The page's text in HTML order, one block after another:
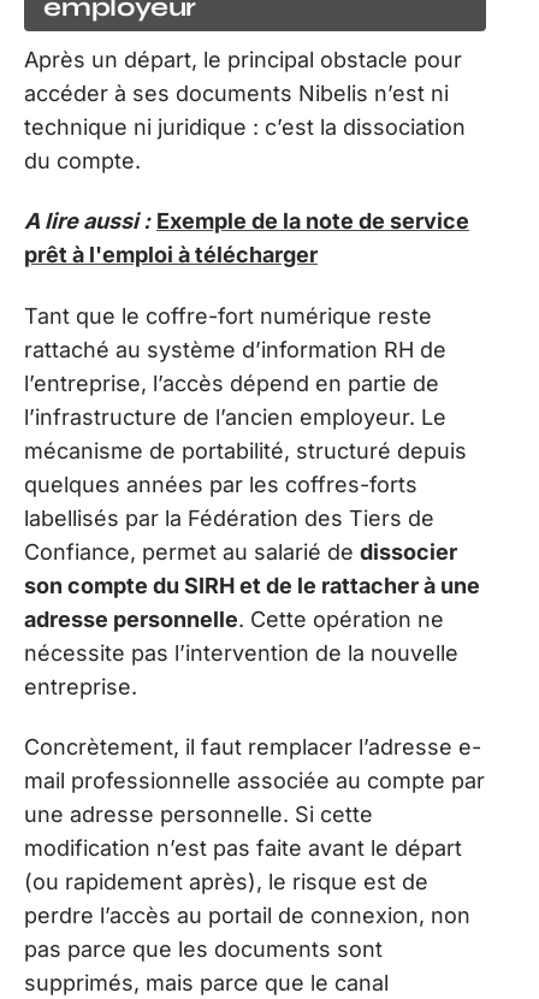
employeur
Après un départ, le principal obstacle pour
accéder à ses documents Nibelis n’est ni
technique ni juridique : c’est la dissociation
du compte.
A lire aussi : Exemple de la note de service
prêt à l'emploi à télécharger
Tant que le coffre-fort numérique reste
rattaché au système d’information RH de
l’entreprise, l’accès dépend en partie de
l’infrastructure de l’ancien employeur. Le
mécanisme de portabilité, structuré depuis
quelques années par les coffres-forts
labellisés par la Fédération des Tiers de
Confiance, permet au salarié de dissocier
son compte du SIRH et de le rattacher à une
adresse personnelle. Cette opération ne
nécessite pas l’intervention de la nouvelle
entreprise.
Concrètement, il faut remplacer l’adresse e-
mail professionnelle associée au compte par
une adresse personnelle. Si cette
modification n’est pas faite avant le départ
(ou rapidement après), le risque est de
perdre l’accès au portail de connexion, non
pas parce que les documents sont
supprimés, mais parce que le canal